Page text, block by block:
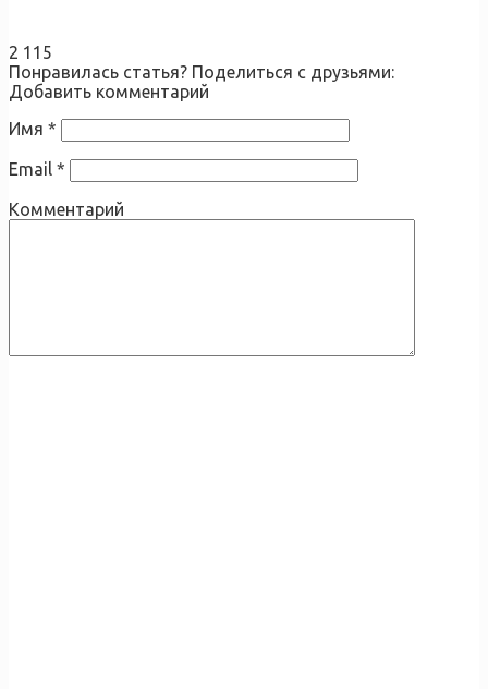
2 115
Понравилась статья? Поделиться с друзьями:
Добавить комментарий
Имя *
Email *
Комментарий